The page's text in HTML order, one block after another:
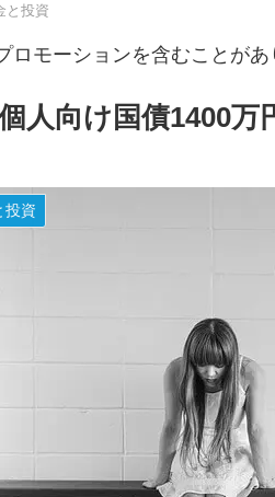
と投資
ロモーションを含むことがあ
個人向け国債1400
投資